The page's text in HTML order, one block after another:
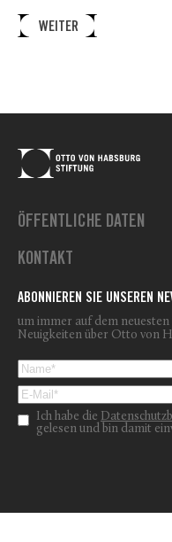
WEITER
ÖFFENTLICHE DATEN
KONTAKT
ABONNIEREN SIE UNSEREN
um immer auf dem
Neuigkeiten über Otto von
Ich habe die
gelesen und bin damit